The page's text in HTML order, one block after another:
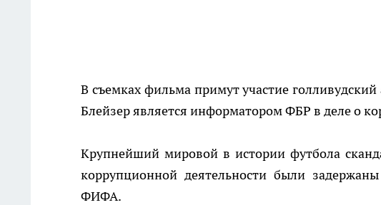
В съемках фильма примут участие
Блейзер является информатором ФБР в деле о
Крупнейший мировой в истории футбола
коррупционной деятельности были
ФИФА.